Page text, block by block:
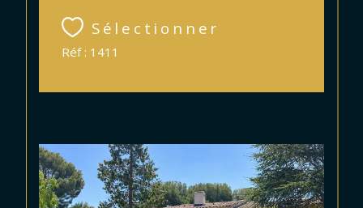
Sélectionner
Réf : 1411